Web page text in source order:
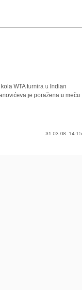
WTA turnira u Indian
je poražena u meču
31.03.08. 14:15